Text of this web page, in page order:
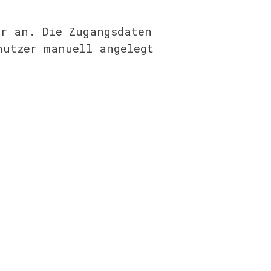
an. Die Zugangsdaten
manuell angelegt